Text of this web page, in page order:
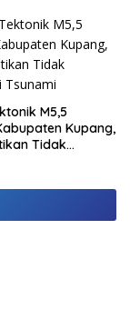
M5,5
Kupang,
Tidak